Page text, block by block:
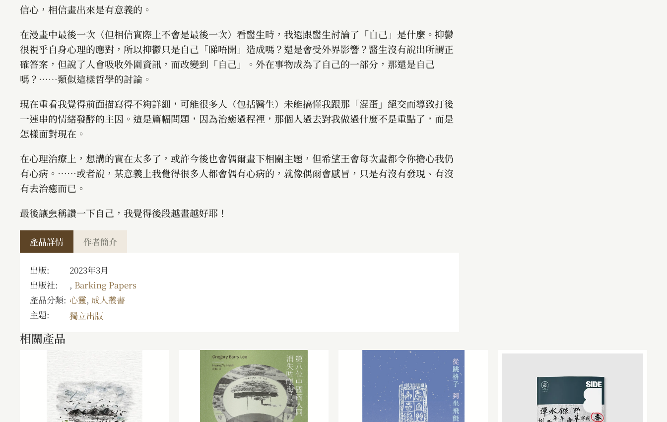
信心，相信畫出來是有意義的。
在漫畫中最後一次（但相信實際上不會是最後一次）看醫生時，我還跟醫生討論了「自己」是什麼。抑鬱
很視乎自身心理的應對，所以抑鬱只是自己「睇唔開」造成嗎？還是會受外界影響？醫生沒有說出所謂正
確答案，但說了人會吸收外圍資訊，而改變到「自己」。外在事物成為了自己的一部分，那還是自己
嗎？⋯⋯類似這樣哲學的討論。
現在重看我覺得前面描寫得不夠詳細，可能很多人（包括醫生）未能搞懂我跟那「混蛋」絕交而導致打後
一連串的情緒發酵的主因。這是篇幅問題，因為治癒過程𥚃，那個人過去對我做過什麼不是重點了，而是
怎樣面對現在。
在心理治療上，想講的實在太多了，或許今後也會偶爾畫下相關主題，但希望王會每次畫都令你擔心我仍
有心病。⋯⋯或者說，某意義上我覺得很多人都會偶有心病的，就像偶爾會感冒，只是有沒有發現、有沒
有去治癒而已。
最後讓㿝稱讚一下自己，我覺得後段越畫越好耶！
產品詳情 作者簡介
出版:
2023年3月
出版社:
, Barking Papers
產品分類: 心靈, 成人叢書
主題:
獨立出版
相關產品